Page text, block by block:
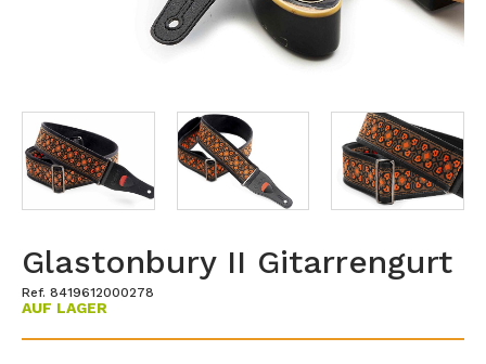
Glastonbury II Gitarrengurt
Ref. 8419612000278
AUF LAGER